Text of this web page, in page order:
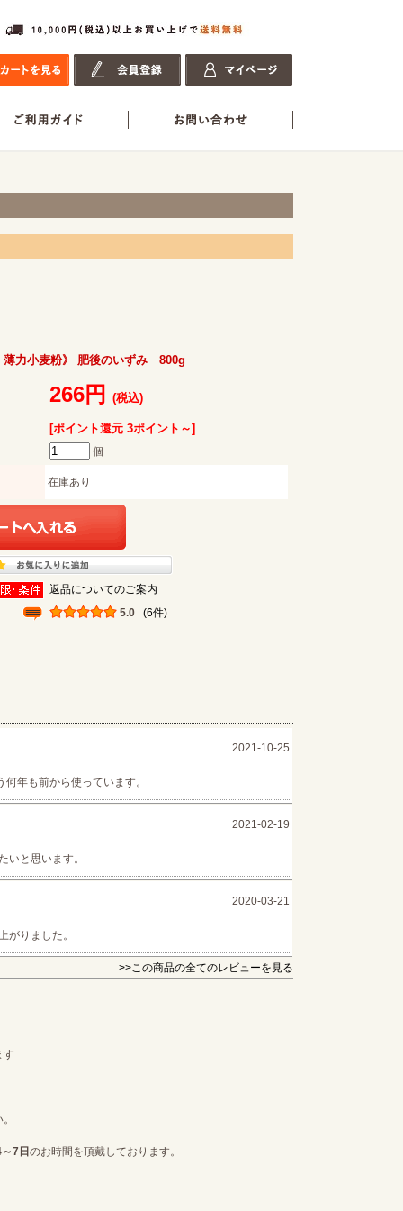
薄力小麦粉》 肥後のいずみ 800g
266円 (税込)
[ポイント還元 3ポイント～]
個
在庫あり
返品についてのご案内
5.0
(6件)
2021-10-25
年も前から使っています。
2021-02-19
いと思います。
2020-03-21
りました。
>>この商品の全てのレビューを見る
す
7日 のお時間を頂戴しております。